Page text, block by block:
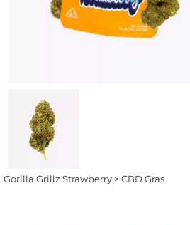
Gorilla Grillz Strawberry > CBD Gras